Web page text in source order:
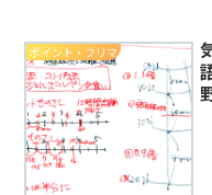
ポイント・フリマ